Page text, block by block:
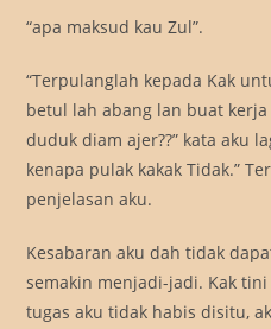
“apa maksud kau Zul”.
“Terpulanglah kepada Kak
betul lah abang lan buat
duduk diam ajer??” kata aku
kenapa pulak kakak Tidak.”
penjelasan aku.
Kesabaran aku dah tidak
semakin menjadi-jadi. Kak
tugas aku tidak habis disitu,